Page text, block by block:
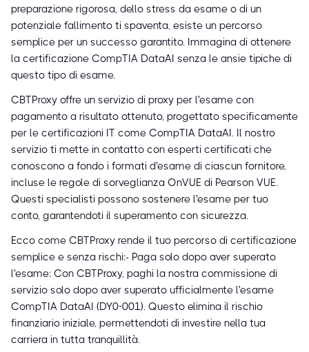
preparazione rigorosa, dello stress da esame o di un
potenziale fallimento ti spaventa, esiste un percorso
semplice per un successo garantito. Immagina di ottenere
la certificazione CompTIA DataAI senza le ansie tipiche di
questo tipo di esame.
CBTProxy offre un servizio di proxy per l'esame con
pagamento a risultato ottenuto, progettato specificamente
per le certificazioni IT come CompTIA DataAI. Il nostro
servizio ti mette in contatto con esperti certificati che
conoscono a fondo i formati d'esame di ciascun fornitore,
incluse le regole di sorveglianza OnVUE di Pearson VUE.
Questi specialisti possono sostenere l'esame per tuo
conto, garantendoti il superamento con sicurezza.
Ecco come CBTProxy rende il tuo percorso di certificazione
semplice e senza rischi:- Paga solo dopo aver superato
l'esame: Con CBTProxy, paghi la nostra commissione di
servizio solo dopo aver superato ufficialmente l'esame
CompTIA DataAI (DY0-001). Questo elimina il rischio
finanziario iniziale, permettendoti di investire nella tua
carriera in tutta tranquillità.